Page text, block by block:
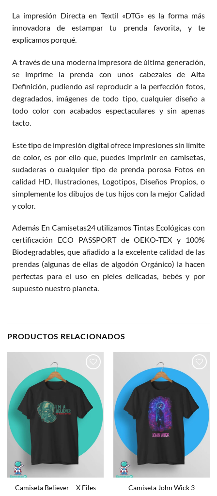
La impresión Directa en Textil «DTG» es la forma más
innovadora de estampar tu prenda favorita, y te
explicamos porqué.
A través de una moderna impresora de última generación,
se imprime la prenda con unos cabezales de Alta
Definición, pudiendo así reproducir a la perfección fotos,
degradados, imágenes de todo tipo, cualquier diseño a
todo color con acabados espectaculares y sin apenas
tacto.
Este tipo de impresión digital ofrece impresiones sin límite
de color, es por ello que, puedes imprimir en camisetas,
sudaderas o cualquier tipo de prenda porosa Fotos en
calidad HD, Ilustraciones, Logotipos, Diseños Propios, o
simplemente los dibujos de tus hijos con la mejor Calidad
y color.
Además En Camisetas24 utilizamos Tintas Ecológicas con
certificación ECO PASSPORT de OEKO-TEX y 100%
Biodegradables, que añadido a la excelente calidad de las
prendas (algunas de ellas de algodón Orgánico) la hacen
perfectas para el uso en pieles delicadas, bebés y por
supuesto nuestro planeta.
PRODUCTOS RELACIONADOS
Añadir
a la
lista de
deseos
Camiseta Believer – X Files
Añadir
a la
lista de
deseos
Camiseta John Wick 3